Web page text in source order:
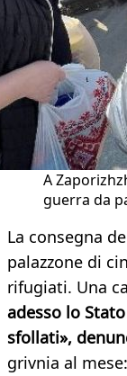
A
guerra da
La consegna
palazzone di
rifugiati. Una
adesso lo
sfollati»,
grivnia al